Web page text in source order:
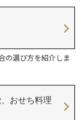
の選び方を紹介しま
おせち料理